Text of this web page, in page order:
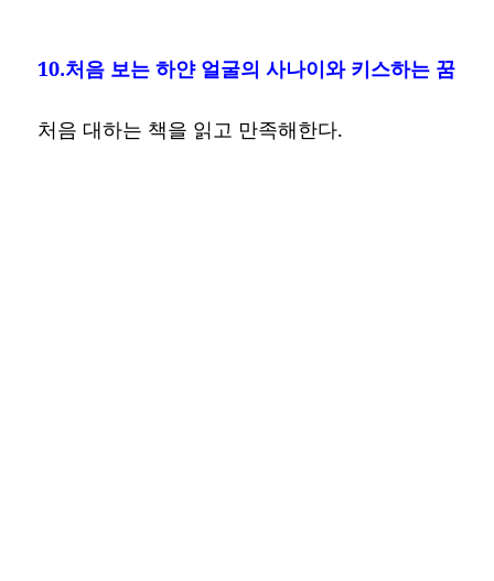
10.처음 보는 하얀 얼굴의 사나이와 키스하는 꿈
처음 대하는 책을 읽고 만족해한다.